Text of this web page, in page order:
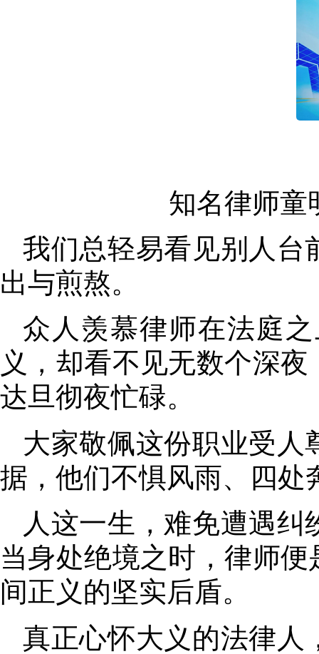
知名律师童
我们总轻易看见别人台
出与煎熬。
众人羡慕律师在法庭
义，却看不见无数个深夜
达旦彻夜忙碌。
大家敬佩这份职业受人
据，他们不惧风雨、四处
人这一生 ， 难免遭遇纠
当身处绝境之时 ，律师便
间正义的坚实后盾。
真正心怀大义的法律人